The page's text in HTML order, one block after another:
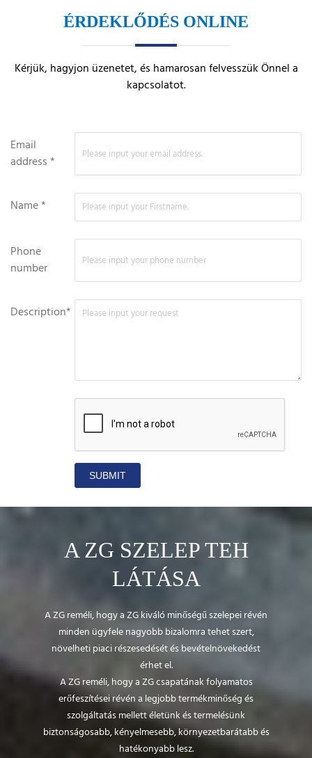
ÉRDEKLŐDÉS ONLINE
Kérjük, hagyjon üzenetet, és hamarosan felvesszük Önnel a
kapcsolatot.
Email
address *
Name *
Phone
number
Description*
SUBMIT
A ZG SZELEP TEH
LÁTÁSA
A ZG reméli, hogy a ZG kiváló minőségű szelepei révén
minden ügyfele nagyobb bizalomra tehet szert,
növelheti piaci részesedését és bevételnövekedést
érhet el.
A ZG reméli, hogy a ZG csapatának folyamatos
erőfeszítései révén a legjobb termékminőség és
szolgáltatás mellett életünk és termelésünk
biztonságosabb, kényelmesebb, környezetbarátabb és
hatékonyabb lesz.